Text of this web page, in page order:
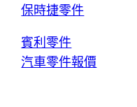
保時捷零件
賓利零件
汽車零件報價